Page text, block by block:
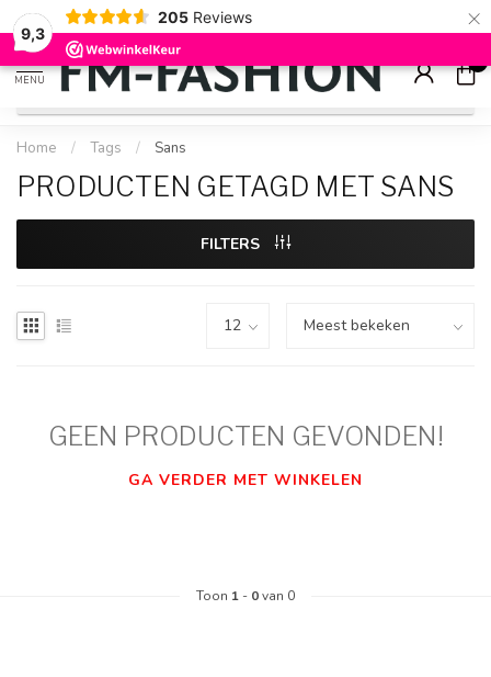
9,3
205 Reviews ×
Check onzesale artikelenvoor flinke kortingen
MENU
0
Home / Tags / Sans
PRODUCTEN GETAGD MET SANS
FILTERS
GEEN PRODUCTEN GEVONDEN!
GA VERDER MET WINKELEN
Toon 1 - 0van 0